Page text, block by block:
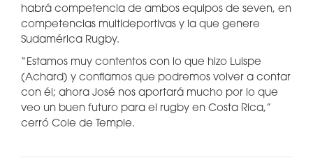
habrá competencia de ambos equipos de seven, en
competencias multideportivas y la que genere
Sudamérica Rugby.
“Estamos muy contentos con lo que hizo Luispe
(Achard) y confiamos que podremos volver a contar
con él; ahora José nos aportará mucho por lo que
veo un buen futuro para el rugby en Costa Rica,”
cerró Cole de Temple.